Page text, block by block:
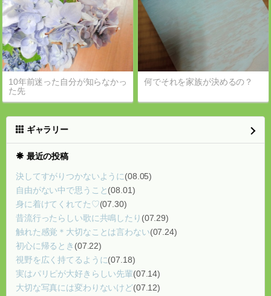
10年前迷った自分が知らなかっ
た先
何でそれを家族が決めるの？
ギャラリー
最近の投稿
決してすがりつかないように(08.05)
自由がない中で思うこと(08.01)
身に着けてくれてた♡(07.30)
昔流行ったらしい歌に共鳴したり (07.29)
触れた感覚＊大切なことは言わない(07.24)
初心に帰るとき (07.22)
視野を広く持てるように(07.18)
実はパリピが大好きらしい先輩(07.14)
大切な写真には変わりないけど(07.12)